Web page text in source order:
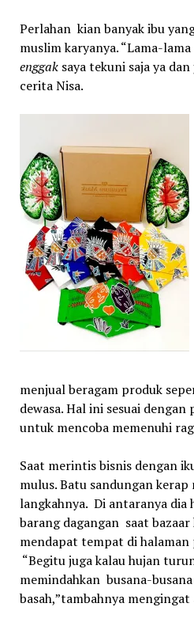
Perlahan kian banyak ibu
muslim karyanya. “Lama-
enggaksaya tekuni saja ya
cerita Nisa.
menjual beragam produk
dewasa. Hal ini sesuai
untuk mencoba memenuhi
Saat merintis bisnis dengan
mulus. Batu sandungan kerap
langkahnya. Di antaranya dia
barang dagangan saat bazaar
mendapat tempat di halaman
“Begitu juga kalau hujan
memindahkan busana-
basah,”tambahnya